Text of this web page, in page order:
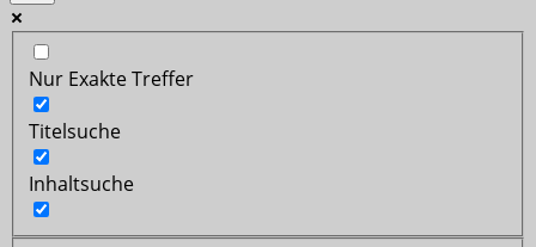
Nur Exakte Treffer
Titelsuche
Inhaltsuche